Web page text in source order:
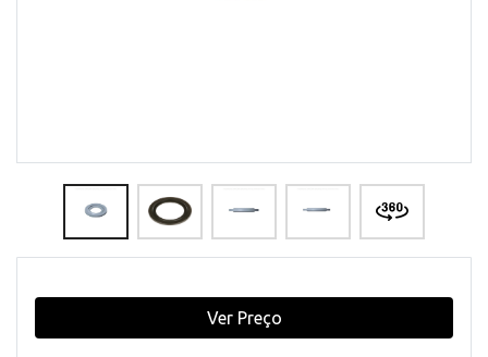
Ver Preço